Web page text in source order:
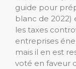
guide pour
blanc de 2022)
les taxes
entreprises
mais il en est
voté en faveur